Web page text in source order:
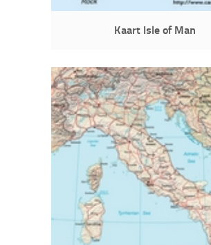
Kaart Isle of Man